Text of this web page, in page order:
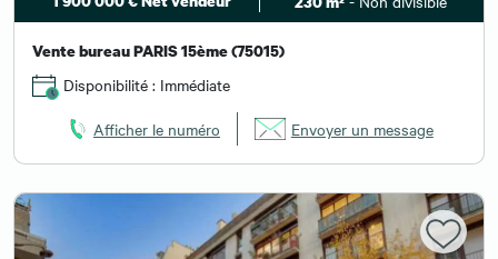
Vente bureau PARIS 15ème (75015)
Disponibilité : Immédiate
Afficher le numéro Envoyer un message